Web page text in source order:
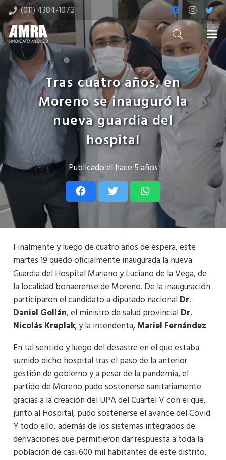
(011) 4384-1072
Tras cuatro años, en
Moreno se inauguró la
nueva guardia del
hospital
Publicado el hace 5 años
Finalmente y luego de cuatro años de espera, este
martes 19 quedó oficialmente inaugurada la nueva
Guardia del Hospital Mariano y Luciano de la Vega, de
la localidad bonaerense de Moreno. De la inauguración
participaron el candidato a diputado nacional Dr.
Daniel Gollán, el ministro de salud provincial Dr.
Nicolás Kreplak; y la intendenta, Mariel Fernández.
En tal sentido y luego del desastre en el que estaba
sumido dicho hospital tras el paso de la anterior
gestión de gobierno y a pesar de la pandemia, el
partido de Moreno pudo sostenerse sanitariamente
gracias a la creación del UPA del Cuartel V con el que,
junto al Hospital, pudo sostenerse el avance del Covid.
Y todo ello, además de los sistemas integrados de
derivaciones que permitieron dar respuesta a toda la
población de casi 600 mil habitantes de este distrito.